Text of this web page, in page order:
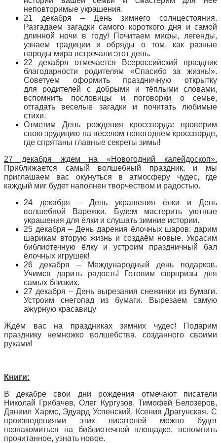
неповторимые украшения.
21 декабря – День зимнего солнцестояния.
Разгадаем загадки самого короткого дня и самой
длинной ночи в году! Почитаем мифы, легенды,
узнаем традиции и обряды о том, как разные
народы мира встречали этот день.
22 декабря отмечается Всероссийский праздник
благодарности родителям «Спасибо за жизнь!».
Советуем оформить праздничную открытку
для родителей с добрыми и тёплыми словами,
вспомнить пословицы и поговорки о семье,
отгадать веселые загадки и почитать любимые
стихи.
Отметим День рождения кроссворда: проверим
свою эрудицию на веселом новогоднем кроссворде,
где спрятаны главные секреты зимы!
27 декабря ждем на «Новогодний калейдоскоп».
Приближается самый волшебный праздник, и мы
приглашаем вас окунуться в атмосферу чудес, где
каждый миг будет наполнен творчеством и радостью.
24 декабря – День украшения ёлки и День
волшебной Варежки. Будем мастерить уютные
украшения для ёлки и слушать зимние истории.
25 декабря – День дарения ёлочных шаров: дарим
шарикам вторую жизнь и создаём новые. Украсим
библиотечную ёлку и устроим праздничный бал
ёлочных игрушек!
26 декабря – Международный день подарков.
Учимся дарить радость! Готовим сюрпризы для
самых близких.
27 декабря – День вырезания снежинки из бумаги.
Устроим снегопад из бумаги. Вырезаем самую
ажурную красавицу
Ждём вас на праздниках зимних чудес! Подарим
празднику немножко волшебства, созданного своими
руками!
Книги:
В декабре свои дни рождения отмечают писатели
Николай Грибачев, Олег Кургузов, Тимофей Белозеров,
Даниил Хармс, Эдуард Успенский, Ксения Драгунская. С
произведениями этих писателей можно будет
познакомиться на библиотечной площадке, вспомнить
прочитанное, узнать новое.